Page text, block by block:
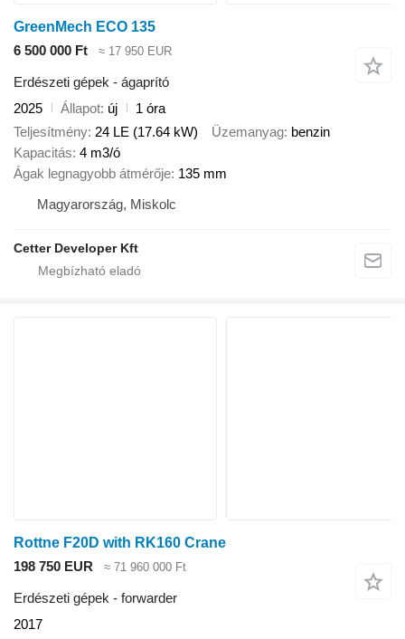
GreenMech ECO 135
6 500 000 Ft
≈ 17 950 EUR
Erdészeti gépek - ágaprító
2025
Állapot új
1 óra
Teljesítmény 24 LE (17.64 kW) Üzemanyag benzin
Kapacitás 4 m3/ó
Ágak legnagyobb átmérője 135 mm
Magyarország, Miskolc
Cetter Developer Kft
Rottne F20D with RK160 Crane
198 750 EUR
≈ 71 960 000 Ft
Erdészeti gépek - forwarder
2017